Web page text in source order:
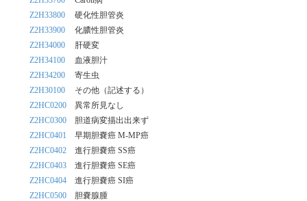
Z2H33800
硬化性胆管炎
Z2H33900
化膿性胆管炎
Z2H34000
肝硬変
Z2H34100
血液胆汁
Z2H34200
寄生虫
Z2H30100
その他（記述する）
Z2HC0200
異常所見なし
Z2HC0300
胆道病変描出出来ず
Z2HC0401
早期胆嚢癌 M-MP癌
Z2HC0402
進行胆嚢癌 SS癌
Z2HC0403
進行胆嚢癌 SE癌
Z2HC0404
進行胆嚢癌 SI癌
Z2HC0500
胆嚢腺腫